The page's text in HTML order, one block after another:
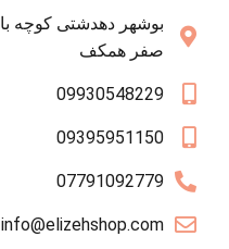
صفر همکف
09930548229
09395951150
07791092779
info@elizehshop.com